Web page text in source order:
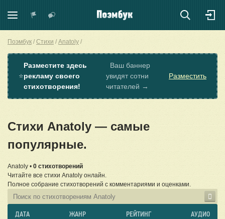
Поэмбук Стихи Anatoly
⭐
Разместите здесь
рекламу своего
стихотворения!
Ваш баннер
увидят сотни
читателей →
Разместить
Стихи Anatoly — самые
популярные.
Anatoly • 0 стихотворений
Читайте все стихи Anatoly онлайн.
Полное собрание стихотворений с комментариями и оценками.
ДАТА ЖАНР РЕЙТИНГ АУДИО